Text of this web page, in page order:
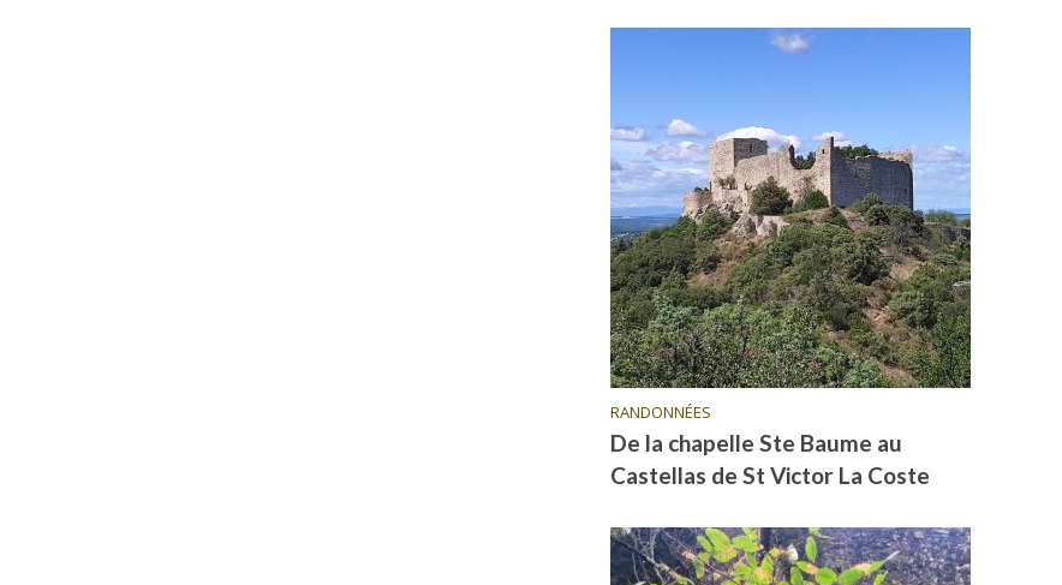
RANDONNÉES
De la chapelle Ste Baume au
Castellas de St Victor La Coste